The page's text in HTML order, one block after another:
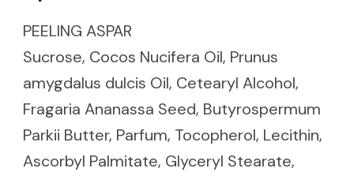
PEELING ASPAR
Sucrose, Cocos Nucifera Oil, Prunus
amygdalus dulcis Oil, Cetearyl Alcohol,
Fragaria Ananassa Seed, Butyrospermum
Parkii Butter, Parfum, Tocopherol, Lecithin,
Ascorbyl Palmitate, Glyceryl Stearate,